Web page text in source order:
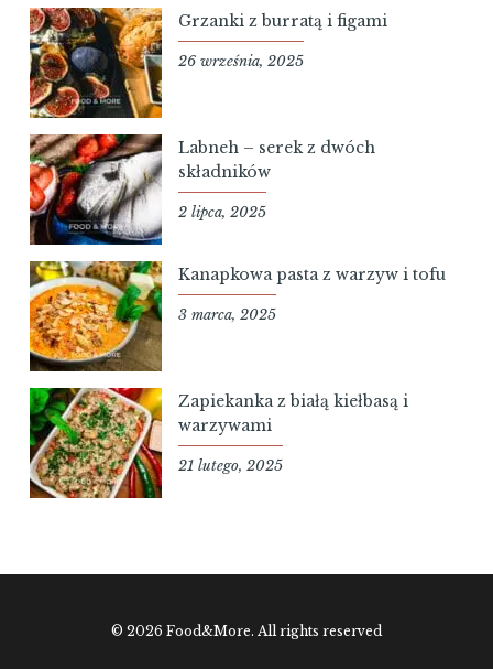
Grzanki z burratą i figami
26 września, 2025
Labneh – serek z dwóch
składników
2 lipca, 2025
Kanapkowa pasta z warzyw i tofu
3 marca, 2025
Zapiekanka z białą kiełbasą i
warzywami
21 lutego, 2025
© 2026 Food&More. All rights reserved